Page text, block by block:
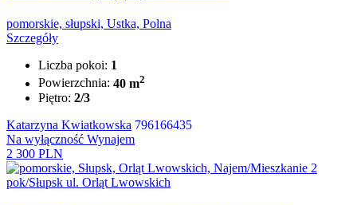
pomorskie, słupski, Ustka, Polna
Szczegóły
Liczba pokoi: 1
Powierzchnia: 40 m2
Piętro: 2/3
Katarzyna Kwiatkowska 796166435
Na wyłączność Wynajem
2 300 PLN